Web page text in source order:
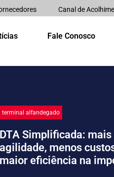
Canal de
Fale Conosco
terminal alfandegado
DTA Simplificada: mais
agilidade, menos
maior eficiência na